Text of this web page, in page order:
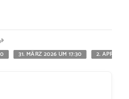
31. MÄRZ 2026 UM 17:30 2. APRIL